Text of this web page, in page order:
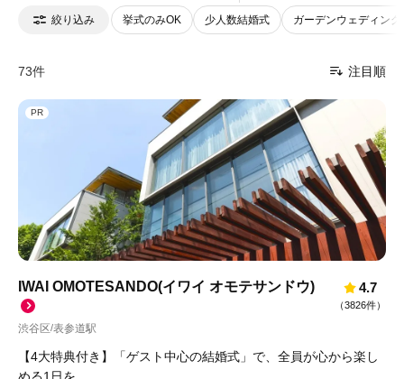
絞り込み 挙式のみOK 少人数結婚式 ガーデンウェディング
73件 注目順
PR
IWAI OMOTESANDO(イワイ オモテサンドウ)
渋谷区/表参道駅
4.7
（3826件）
【4大特典付き】「ゲスト中心の結婚式」で、全員が心から楽し
める1日を